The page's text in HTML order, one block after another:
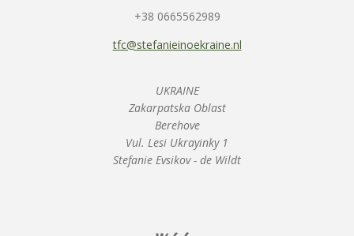
+38 0665562989
tfc@stefanieinoekraine.nl
UKRAINE
Zakarpatska Oblast
Berehove
Vul. Lesi Ukrayinky 1
Stefanie Evsikov - de Wildt